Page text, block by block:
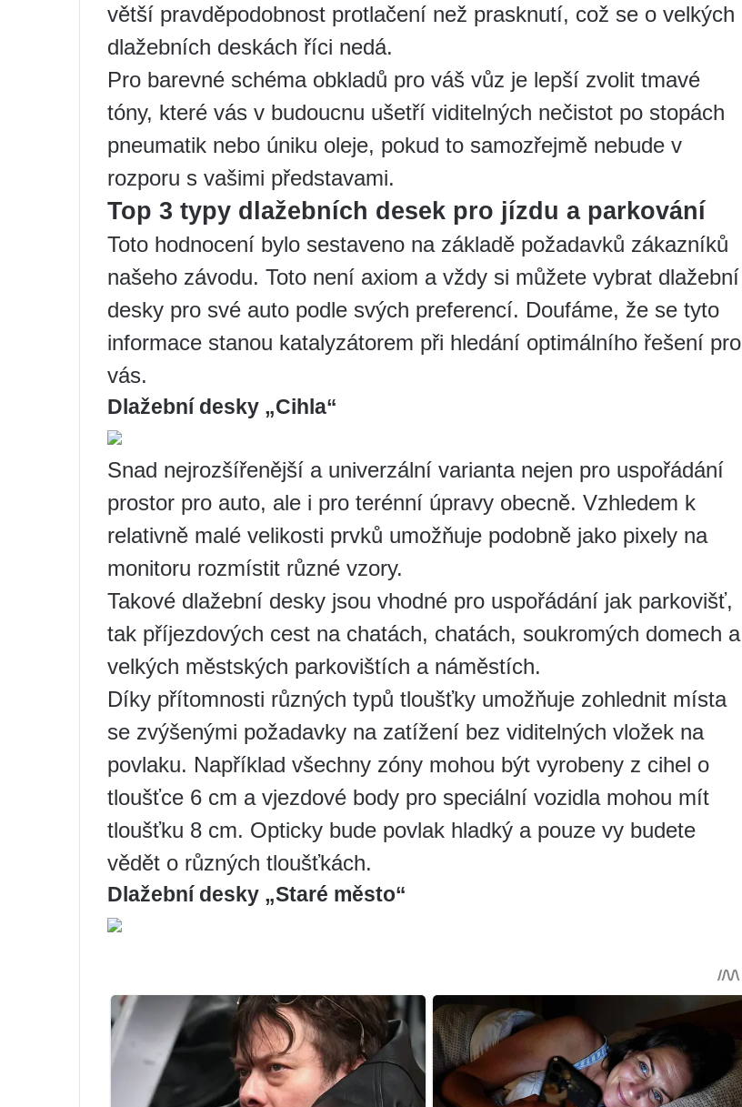
větší pravděpodobnost protlačení než prasknutí, což se o velkých
dlažebních deskách říci nedá.
Pro barevné schéma obkladů pro váš vůz je lepší zvolit tmavé
tóny, které vás v budoucnu ušetří viditelných nečistot po stopách
pneumatik nebo úniku oleje, pokud to samozřejmě nebude v
rozporu s vašimi představami.
Top 3 typy dlažebních desek pro jízdu a parkování
Toto hodnocení bylo sestaveno na základě požadavků zákazníků
našeho závodu. Toto není axiom a vždy si můžete vybrat dlažební
desky pro své auto podle svých preferencí. Doufáme, že se tyto
informace stanou katalyzátorem při hledání optimálního řešení pro
vás.
Dlažební desky „Cihla“
Snad nejrozšířenější a univerzální varianta nejen pro uspořádání
prostor pro auto, ale i pro terénní úpravy obecně. Vzhledem k
relativně malé velikosti prvků umožňuje podobně jako pixely na
monitoru rozmístit různé vzory.
Takové dlažební desky jsou vhodné pro uspořádání jak parkovišť,
tak příjezdových cest na chatách, chatách, soukromých domech a
velkých městských parkovištích a náměstích.
Díky přítomnosti různých typů tloušťky umožňuje zohlednit místa
se zvýšenými požadavky na zatížení bez viditelných vložek na
povlaku. Například všechny zóny mohou být vyrobeny z cihel o
tloušťce 6 cm a vjezdové body pro speciální vozidla mohou mít
tloušťku 8 cm. Opticky bude povlak hladký a pouze vy budete
vědět o různých tloušťkách.
Dlažební desky „Staré město“